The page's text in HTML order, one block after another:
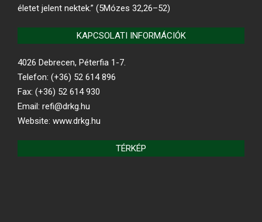
életet jelent nektek.” (5Mózes 32,26–52)
KAPCSOLATI INFORMÁCIÓK
4026 Debrecen, Péterfia 1-7.
Telefon: (+36) 52 614 896
Fax: (+36) 52 614 930
Email: refi@drkg.hu
Website: www.drkg.hu
TÉRKÉP